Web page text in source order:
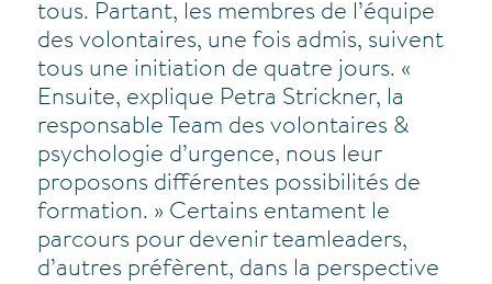
tous. Partant, les membres de l’équipe
des volontaires, une fois admis, suivent
tous une initiation de quatre jours. «
Ensuite, explique Petra Strickner, la
responsable Team des volontaires &
psychologie d’urgence, nous leur
proposons différentes possibilités de
formation. » Certains entament le
parcours pour devenir teamleaders,
d’autres préfèrent, dans la perspective